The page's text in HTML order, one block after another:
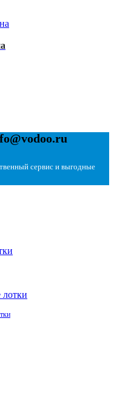
сервис и выгодные